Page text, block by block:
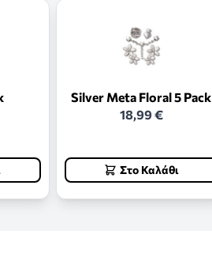
Silver Meta Floral 5 Pack
18,99 €
Στο Καλάθι